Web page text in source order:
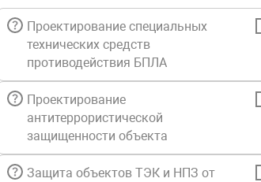
Проектирование специальных
технических средств
противодействия БПЛА
Проектирование
антитеррористической
защищенности объекта
Защита объектов ТЭК и НПЗ от